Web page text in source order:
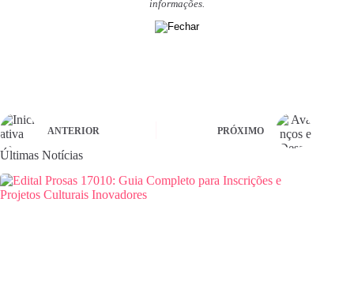
informações.
ANTERIOR PRÓXIMO
Últimas Notícias